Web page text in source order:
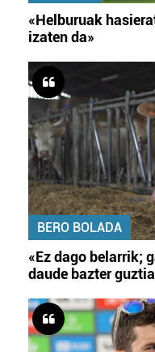
«Helburuak
izaten da»
BERO BOLADA
«Ez dago belarrik;
daude bazter